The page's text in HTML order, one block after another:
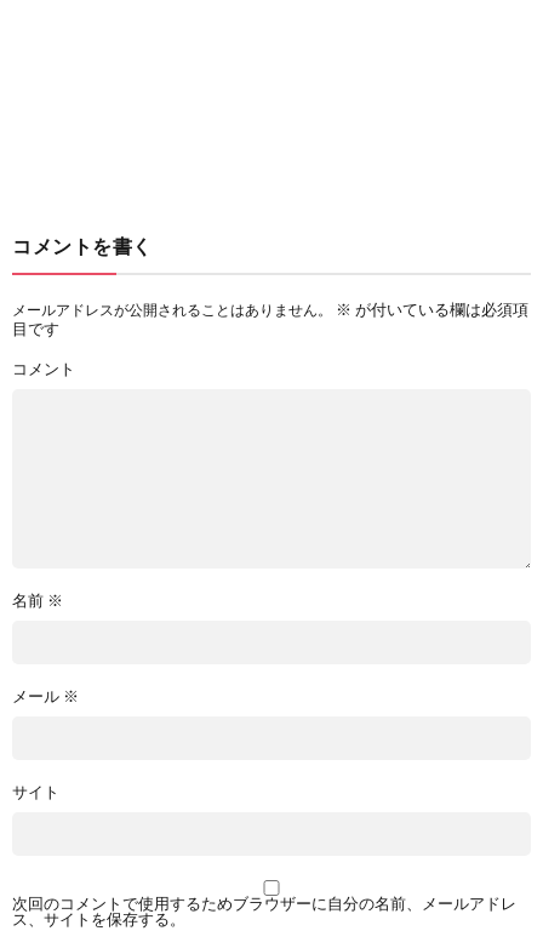
コメントを書く
メールアドレスが公開されることはありません。 ※ が付いている欄は必須項
目です
コメント
名前 ※
メール ※
サイト
次回のコメントで使用するためブラウザーに自分の名前、メールアドレ
ス、サイトを保存する。